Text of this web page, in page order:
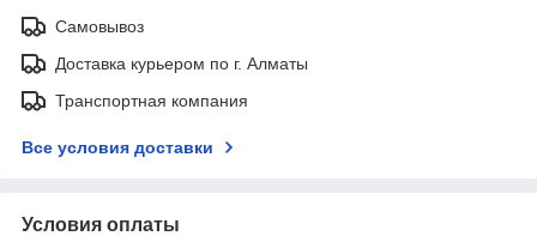
Самовывоз
Доставка курьером по г. Алматы
Транспортная компания
Все условия доставки
Условия оплаты